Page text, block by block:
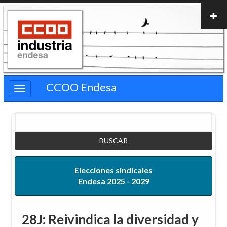
Pasar
contenido
principal
CCOO Endesa
Elecciones sindicales
Endesa 2025 - 2029
28J: Reivindica la diversidad y